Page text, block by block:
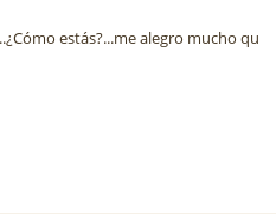
estás?...me alegro mucho qu